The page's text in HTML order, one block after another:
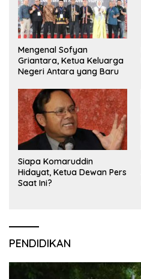
Mengenal Sofyan
Griantara, Ketua Keluarga
Negeri Antara yang Baru
Siapa Komaruddin
Hidayat, Ketua Dewan Pers
Saat Ini?
PENDIDIKAN